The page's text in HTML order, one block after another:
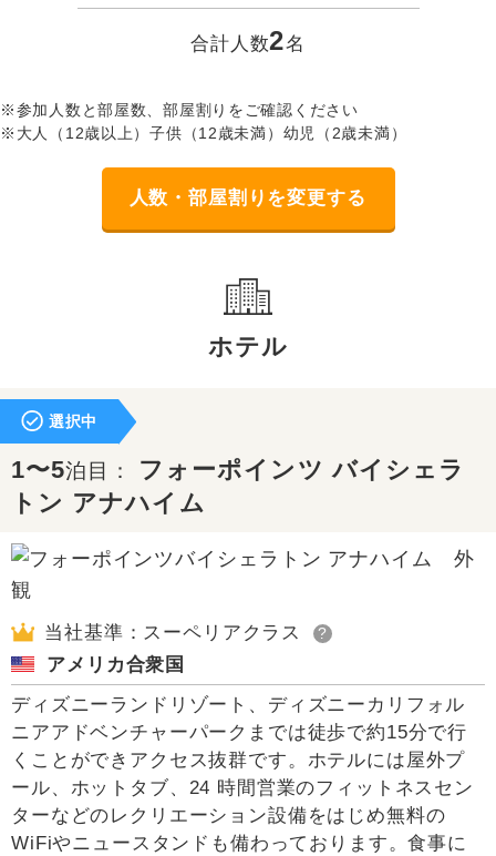
合計人数2名
※参加人数と部屋数、部屋割りをご確認ください
※大人（12歳以上）子供（12歳未満）幼児（2歳未満）
人数・部屋割りを変更する
ホテル
選択中
1〜5泊目： フォーポインツ バイシェラ
トン アナハイム
当社基準：スーペリアクラス ?
アメリカ合衆国
ディズニーランドリゾート、ディズニーカリフォル
ニアアドベンチャーパークまでは徒歩で約15分で行
くことができアクセス抜群です。ホテルには屋外プ
ール、ホットタブ、24 時間営業のフィットネスセン
ターなどのレクリエーション設備をはじめ無料の
WiFiやニュースタンドも備わっております。食事に